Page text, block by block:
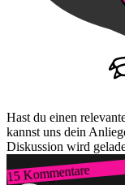
Hast du einen
kannst uns dein
Diskussion wird
15 Kommentare
Zum Login